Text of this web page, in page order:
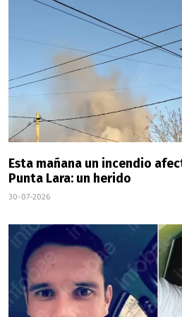
Esta mañana un incendio
Punta Lara: un herido
30-07-2026